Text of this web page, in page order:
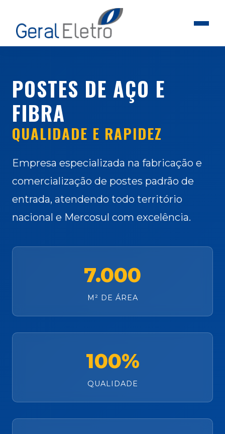
POSTES DE AÇO E
FIBRA
QUALIDADE E RAPIDEZ
Empresa especializada na fabricação e
comercialização de postes padrão de
entrada, atendendo todo território
nacional e Mercosul com excelência.
7.000
M² DE ÁREA
100%
QUALIDADE